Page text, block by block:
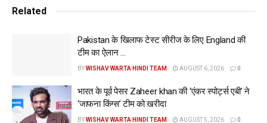
Related
Pakistan के खिलाफ टेस्ट सीरीज के लिए England की
टीम का ऐलान …
BYWISHAV WARTA HINDI TEAM AUGUST 6, 2026 0
भारत के पूर्व पेसर Zaheer khan की ‘एंकर स्पोर्ट्स एबी’ ने
‘जाफना किंग्स’ टीम को खरीदा
BYWISHAV WARTA HINDI TEAM AUGUST 5, 2026 0